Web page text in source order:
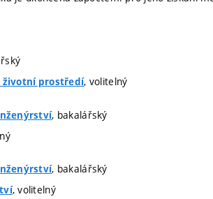
životní prostředí, volitelný
, bakalářský
, bakalářský
, volitelný